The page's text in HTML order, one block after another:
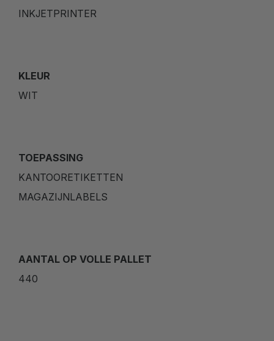
INKJETPRINTER
KLEUR
WIT
TOEPASSING
KANTOORETIKETTEN
MAGAZIJNLABELS
AANTAL OP VOLLE PALLET
440